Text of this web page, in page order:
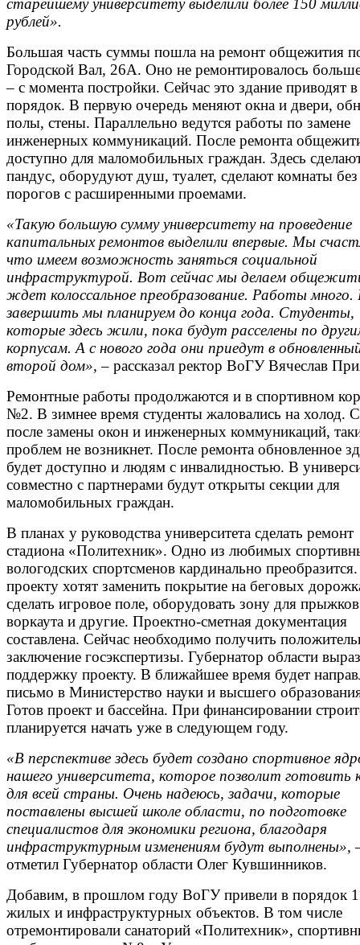
старейшему университету выделили более 150
рублей».
Большая часть суммы пошла на ремонт общежития
Городской Вал, 26А. Оно не ремонтировалось
– с момента постройки. Сейчас это здание приводят в
порядок. В первую очередь меняют окна и двери,
полы, стены. Параллельно ведутся работы по замене
инженерных коммуникаций. После ремонта
доступно для маломобильных граждан. Здесь
пандус, оборудуют душ, туалет, сделают комнаты без
порогов с расширенными проемами.
«Такую большую сумму университету на проведение
капитальных ремонтов выделили впервые. Мы
что имеем возможность заняться социальной
инфраструктурой. Вот сейчас мы делаем
ждет колоссальное преобразование. Работы много.
завершить мы планируем до конца года. Студенты,
которые здесь жили, пока будут расселены по
корпусам. А с нового года они приедут в
второй дом», – рассказал ректор ВоГУ Вячеслав
Ремонтные работы продолжаются и в спортивном
№2. В зимнее время студенты жаловались на холод.
после замены окон и инженерных коммуникаций,
проблем не возникнет. После ремонта обновленное
будет доступно и людям с инвалидностью. В
совместно с партнерами будут открыты секции для
маломобильных граждан.
В планах у руководства университета сделать ремонт
стадиона «Политехник». Одно из любимых
вологодских спортсменов кардинально
проекту хотят заменить покрытие на беговых
сделать игровое поле, оборудовать зону для
воркаута и другие. Проектно-сметная документация
составлена. Сейчас необходимо получить
заключение госэкспертизы. Губернатор области
поддержку проекту. В ближайшее время будет
письмо в Министерство науки и высшего
Готов проект и бассейна. При финансировании
планируется начать уже в следующем году.
«В перспективе здесь будет создано спортивное
нашего университета, которое позволит готовить
для всей страны. Очень надеюсь, задачи, которые
поставлены высшей школе области, по подготовке
специалистов для экономики региона, благодаря
инфраструктурным изменениям будут выполнены»,
отметил Губернатор области Олег Кувшинников.
Добавим, в прошлом году ВоГУ привели в порядок
жилых и инфраструктурных объектов. В том числе
отремонтировали санаторий «Политехник»,